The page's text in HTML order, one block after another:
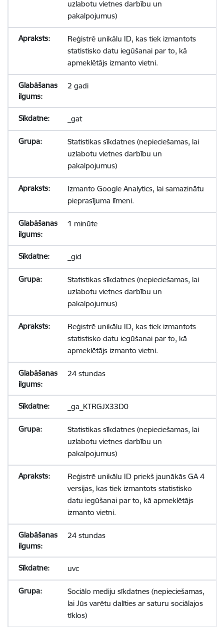
uzlabotu vietnes darbību un
pakalpojumus)
Reģistrē unikālu ID, kas tiek izmantots
statistisko datu iegūšanai par to, kā
apmeklētājs izmanto vietni.
2 gadi
_gat
Statistikas sīkdatnes (nepieciešamas, lai
uzlabotu vietnes darbību un
pakalpojumus)
Izmanto Google Analytics, lai samazinātu
pieprasījuma līmeni.
1 minūte
_gid
Statistikas sīkdatnes (nepieciešamas, lai
uzlabotu vietnes darbību un
pakalpojumus)
Reģistrē unikālu ID, kas tiek izmantots
statistisko datu iegūšanai par to, kā
apmeklētājs izmanto vietni.
24 stundas
_ga_KTRGJX33D0
Statistikas sīkdatnes (nepieciešamas, lai
uzlabotu vietnes darbību un
pakalpojumus)
Reģistrē unikālu ID priekš jaunākās GA 4
versijas, kas tiek izmantots statistisko
datu iegūšanai par to, kā apmeklētājs
izmanto vietni.
24 stundas
uvc
Sociālo mediju sīkdatnes (nepieciešamas,
lai Jūs varētu dalīties ar saturu sociālajos
tīklos)